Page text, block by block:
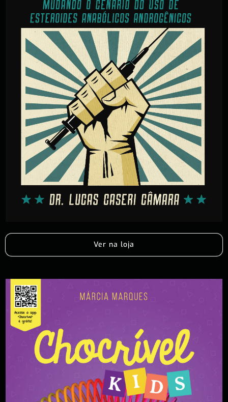
Ver na loja